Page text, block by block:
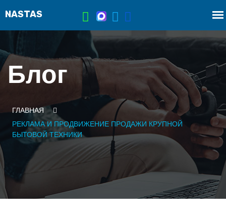
Блог
ГЛАВНАЯ
РЕКЛАМА И ПРОДВИЖЕНИЕ ПРОДАЖИ КРУПНОЙ
БЫТОВОЙ ТЕХНИКИ